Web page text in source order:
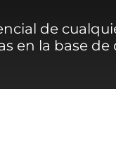
de
en la base